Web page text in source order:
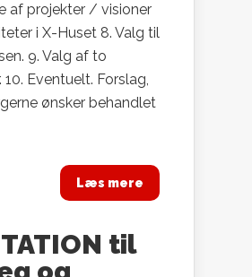
af projekter / visioner
i X-Huset 8. Valg til
9. Valg af to
10. Eventuelt. Forslag,
ønsker behandlet
Læs mere
til